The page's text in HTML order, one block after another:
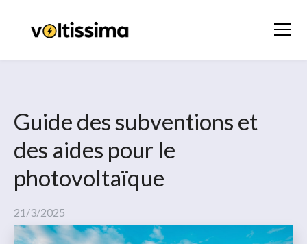
Guide des subventions et
des aides pour le
photovoltaïque
21/3/2025